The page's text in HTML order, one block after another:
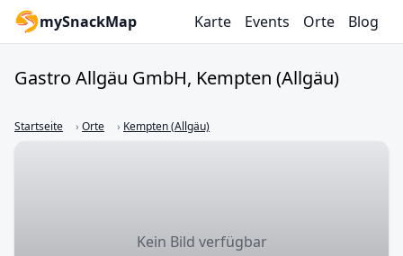
mySnackMap Karte Events Orte Blog
Gastro Allgäu GmbH, Kempten (Allgäu)
Startseite › Orte › Kempten (Allgäu)
Kein Bild verfügbar